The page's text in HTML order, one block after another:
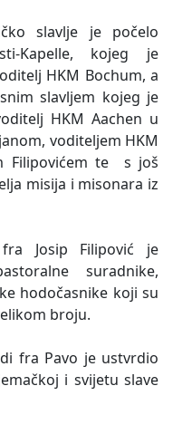
slavlje je počelo
Kapelle, kojeg je
HKM Bochum, a
slavljem kojeg je
HKM Aachen u
voditeljem HKM
Filipovićem te s još
misija i misonara iz
Josip Filipović je
suradnike,
hodočasnike koji su
broju.
fra Pavo je ustvrdio
i svijetu slave